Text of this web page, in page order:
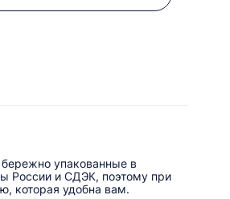
упакованные в
России и СДЭК, поэтому при
которая удобна вам.